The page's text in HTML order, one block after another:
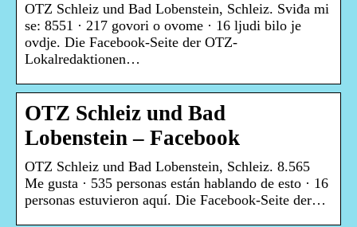
OTZ Schleiz und Bad Lobenstein, Schleiz. Sviđa mi
se: 8551 · 217 govori o ovome · 16 ljudi bilo je
ovdje. Die Facebook-Seite der OTZ-
Lokalredaktionen…
OTZ Schleiz und Bad
Lobenstein – Facebook
OTZ Schleiz und Bad Lobenstein, Schleiz. 8.565
Me gusta · 535 personas están hablando de esto · 16
personas estuvieron aquí. Die Facebook-Seite der…